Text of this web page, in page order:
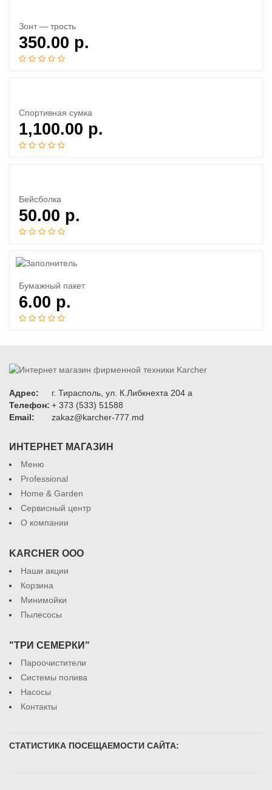
Зонт — трость
350.00 р.
Спортивная сумка
1,100.00 р.
Бейсболка
50.00 р.
Бумажный пакет
6.00 р.
Адрес:
г. Тирасполь, ул. К.Либкнехта 204 а
Телефон: + 373 (533) 51588
Email:
zakaz@karcher-777.md
ИНТЕРНЕТ МАГАЗИН
Меню
Professional
Home & Garden
Сервисный центр
О компании
KARCHER ООО
Наши акции
Корзина
Минимойки
Пылесосы
"ТРИ СЕМЕРКИ"
Пароочистители
Системы полива
Насосы
Контакты
СТАТИСТИКА ПОСЕЩАЕМОСТИ САЙТА: